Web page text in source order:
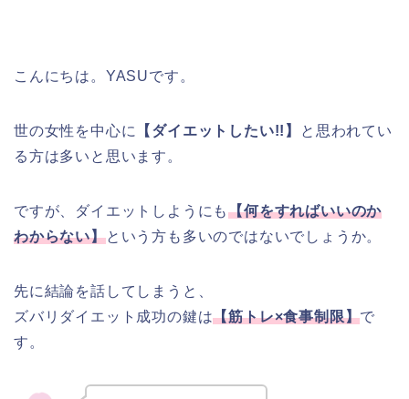
こんにちは。YASUです。
世の女性を中心に 【ダイエットしたい!!】
と思われてい
る方は多いと思います。
ですが、ダイエットしようにも【何をすればいいのか
わからない】という方も多いのではないでしょうか。
先に結論を話してしまうと、
ズバリダイエット成功の鍵は【筋トレ×食事制限】で
す。